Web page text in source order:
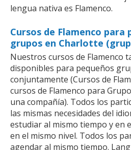
lengua nativa es Flamenco.
Cursos de Flamenco para
grupos en Charlotte
Nuestros cursos de Flamenco
disponibles para pequeños
conjuntamente (Cursos de
cursos de Flamenco para
una compañía). Todos los
las mismas necesidades del
estudiar al mismo tiempo y en
en el mismo nivel. Todos los
agendar al mismo tiempo.